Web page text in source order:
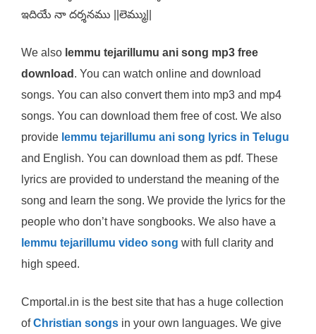
ఇదియే నా దర్శనము ||లెమ్ము||
We also lemmu tejarillumu ani song mp3 free
download . You can watch online and download
songs. You can also convert them into mp3 and mp4
songs. You can download them free of cost. We also
provide lemmu tejarillumu ani song lyrics in Telugu
and English. You can download them as pdf. These
lyrics are provided to understand the meaning of the
song and learn the song. We provide the lyrics for the
people who don’t have songbooks. We also have a
lemmu tejarillumu video song with full clarity and
high speed.
Cmportal.in is the best site that has a huge collection
ofChristian songs in your own languages. We give